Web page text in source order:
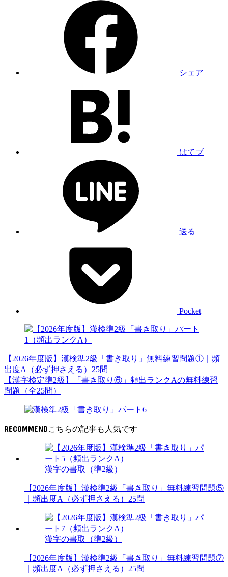
シェア
はてブ
送る
Pocket
【2026年度版】漢検準2級「書き取り」無料練習問題①｜頻
出度A（必ず押さえる）25問
【漢字検定準2級】「書き取り⑥」頻出ランクAの無料練習
問題（全25問）
RECOMMEND
漢字の書取（準2級）
【2026年度版】漢検準2級「書き取り」無料練習問題⑤
｜頻出度A（必ず押さえる）25問
漢字の書取（準2級）
【2026年度版】漢検準2級「書き取り」無料練習問題⑦
｜頻出度A（必ず押さえる）25問